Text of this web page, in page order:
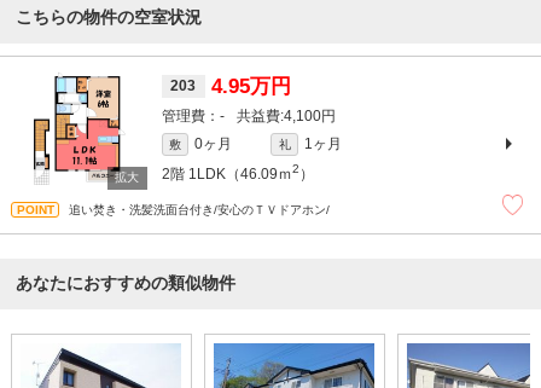
こちらの物件の空室状況
203 4.95万円
- 4,100円
敷 0ヶ月 礼
1ヶ月
2階 1LDK（46.09ｍ2 ）
追い焚き・洗髪洗面台付き/安心のＴＶドアホン/
あなたにおすすめの類似物件